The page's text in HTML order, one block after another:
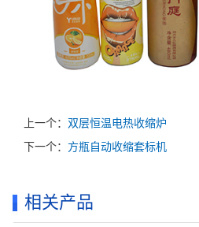
上一个： 双层恒温电热收缩炉
下一个： 方瓶自动收缩套标机
相关产品